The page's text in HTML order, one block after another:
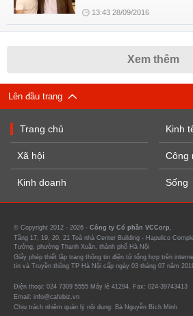
13:43 28/09/2016
Xem thêm
Lên đầu trang
Trang chủ
Xã hội
Kinh doanh
Kinh
Công
Sống
© Copyright 2012 - 2026 - Công ty Cổ phần VCCorp.
Tầng 17, 19, 20, 21 Toà nhà Center Building - Hapulico
Tưởng, phường Thanh Xuân, thành phố Hà Nội
Giấy phép thiết lập trang thông tin điện tử tổng hợp trên
tin và Truyền thông TP Hà Nội cấp ngày 03 tháng 07 năm
Điện thoại: 024 7309 5555 Máy lẻ 41294. Fax: 024-39743413
Email: info@cafebiz.vn
Chịu trách nhiệm quản lý nội dung: Bà Nguyễn Bích Minh